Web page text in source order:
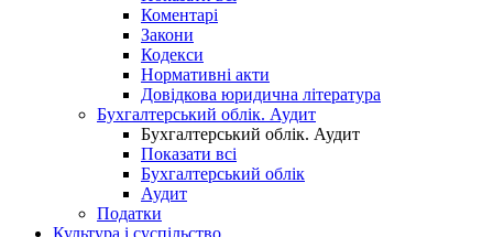
Коментарі
Закони
Кодекси
Нормативні акти
Довідкова юридична література
Бухгалтерський облік. Аудит
Бухгалтерський облік. Аудит
Показати всі
Бухгалтерський облік
Аудит
Податки
Культура і суспільство